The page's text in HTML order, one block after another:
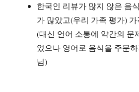
한국인 리뷰가 많지 않은 음
가 많았고(우리 가족 평가)
(대신 언어 소통에 약간의 문
었으나 영어로 음식을 주문
님)